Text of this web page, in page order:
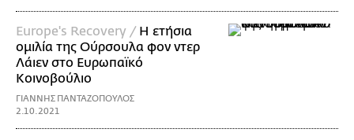
Europe's Recovery / Η ετήσια
ομιλία της Ούρσουλα φον ντερ
Λάιεν στο Ευρωπαϊκό
Κοινοβούλιο
ΓΙΑΝΝΗΣ ΠΑΝΤΑΖΟΠΟΥΛΟΣ
2.10.2021